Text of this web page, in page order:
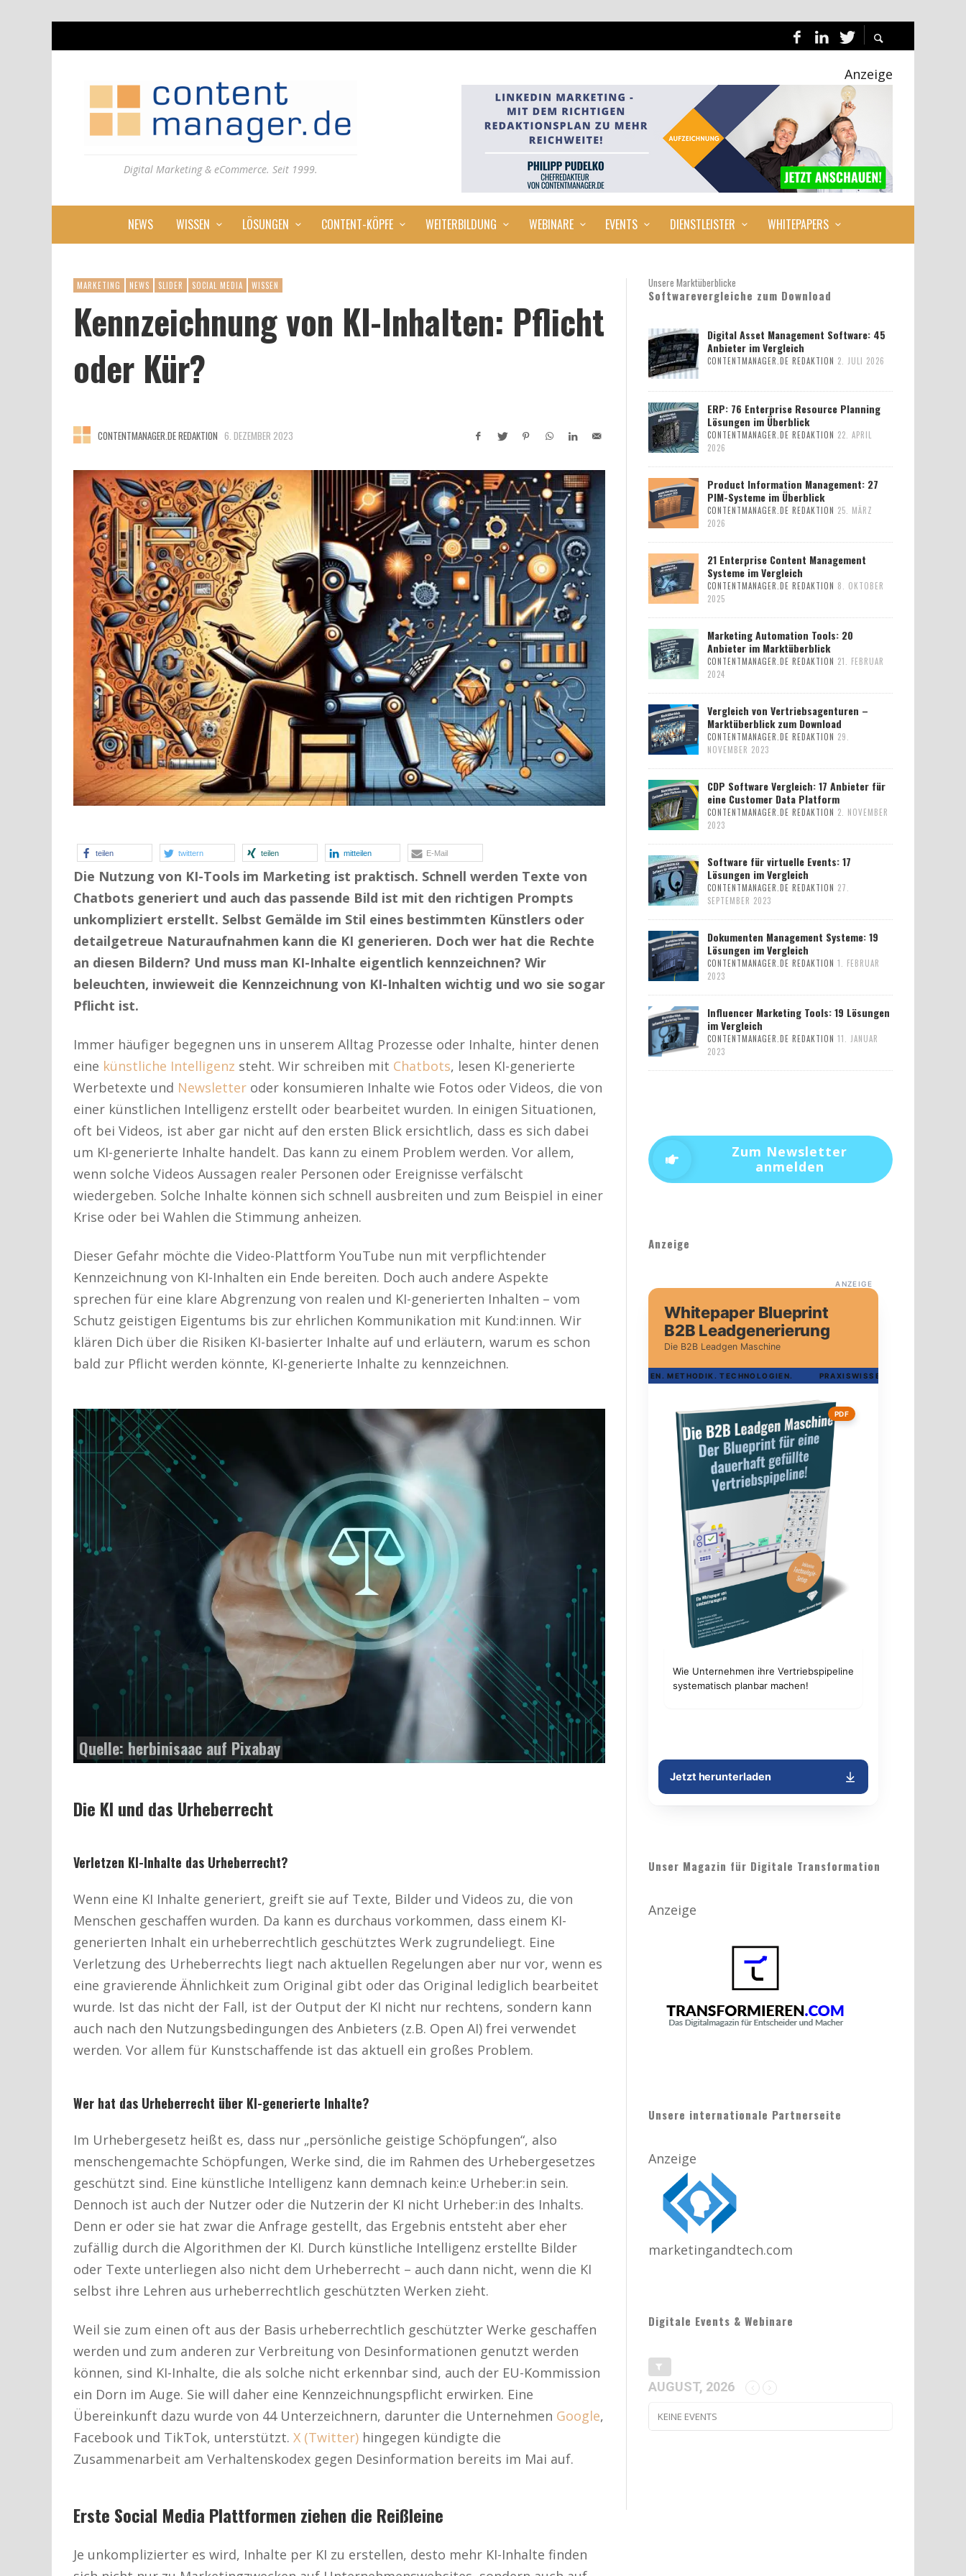
Digital Marketing & eCommerce. Seit 1999.
Anzeige
NEWS WISSEN LÖSUNGEN CONTENT-KÖPFE WEITERBILDUNG WEBINARE EVENTS DIENSTLEISTER WHITEPAPERS
MARKETING NEWS SLIDER SOCIAL MEDIA WISSEN
Kennzeichnung von KI-Inhalten: Pflicht
oder Kür?
CONTENTMANAGER.DE REDAKTION 6. DEZEMBER 2023
teilen twittern teilen mitteilen E-Mail
Die Nutzung von KI-Tools im Marketing ist praktisch. Schnell werden Texte von
Chatbots generiert und auch das passende Bild ist mit den richtigen Prompts
unkompliziert erstellt. Selbst Gemälde im Stil eines bestimmten Künstlers oder
detailgetreue Naturaufnahmen kann die KI generieren. Doch wer hat die Rechte
an diesen Bildern? Und muss man KI-Inhalte eigentlich kennzeichnen? Wir
beleuchten, inwieweit die Kennzeichnung von KI-Inhalten wichtig und wo sie sogar
Pflicht ist.
Immer häufiger begegnen uns in unserem Alltag Prozesse oder Inhalte, hinter denen
eine künstliche Intelligenz steht. Wir schreiben mit Chatbots, lesen KI-generierte
Werbetexte und Newsletter oder konsumieren Inhalte wie Fotos oder Videos, die von
einer künstlichen Intelligenz erstellt oder bearbeitet wurden. In einigen Situationen,
oft bei Videos, ist aber gar nicht auf den ersten Blick ersichtlich, dass es sich dabei
um KI-generierte Inhalte handelt. Das kann zu einem Problem werden. Vor allem,
wenn solche Videos Aussagen realer Personen oder Ereignisse verfälscht
wiedergeben. Solche Inhalte können sich schnell ausbreiten und zum Beispiel in einer
Krise oder bei Wahlen die Stimmung anheizen.
Dieser Gefahr möchte die Video-Plattform YouTube nun mit verpflichtender
Kennzeichnung von KI-Inhalten ein Ende bereiten. Doch auch andere Aspekte
sprechen für eine klare Abgrenzung von realen und KI-generierten Inhalten – vom
Schutz geistigen Eigentums bis zur ehrlichen Kommunikation mit Kund:innen. Wir
klären Dich über die Risiken KI-basierter Inhalte auf und erläutern, warum es schon
bald zur Pflicht werden könnte, KI-generierte Inhalte zu kennzeichnen.
Quelle: herbinisaac auf Pixabay
Die KI und das Urheberrecht
Verletzen KI-Inhalte das Urheberrecht?
Wenn eine KI Inhalte generiert, greift sie auf Texte, Bilder und Videos zu, die von
Menschen geschaffen wurden. Da kann es durchaus vorkommen, dass einem KI-
generierten Inhalt ein urheberrechtlich geschütztes Werk zugrundeliegt. Eine
Verletzung des Urheberrechts liegt nach aktuellen Regelungen aber nur vor, wenn es
eine gravierende Ähnlichkeit zum Original gibt oder das Original lediglich bearbeitet
wurde. Ist das nicht der Fall, ist der Output der KI nicht nur rechtens, sondern kann
auch nach den Nutzungsbedingungen des Anbieters (z.B. Open AI) frei verwendet
werden. Vor allem für Kunstschaffende ist das aktuell ein großes Problem.
Wer hat das Urheberrecht über KI-generierte Inhalte?
Im Urhebergesetz heißt es, dass nur „persönliche geistige Schöpfungen“, also
menschengemachte Schöpfungen, Werke sind, die im Rahmen des Urhebergesetzes
geschützt sind. Eine künstliche Intelligenz kann demnach kein:e Urheber:in sein.
Dennoch ist auch der Nutzer oder die Nutzerin der KI nicht Urheber:in des Inhalts.
Denn er oder sie hat zwar die Anfrage gestellt, das Ergebnis entsteht aber eher
zufällig durch die Algorithmen der KI. Durch künstliche Intelligenz erstellte Bilder
oder Texte unterliegen also nicht dem Urheberrecht – auch dann nicht, wenn die KI
selbst ihre Lehren aus urheberrechtlich geschützten Werken zieht.
Weil sie zum einen oft aus der Basis urheberrechtlich geschützter Werke geschaffen
werden und zum anderen zur Verbreitung von Desinformationen genutzt werden
können, sind KI-Inhalte, die als solche nicht erkennbar sind, auch der EU-Kommission
ein Dorn im Auge. Sie will daher eine Kennzeichnungspflicht erwirken. Eine
Übereinkunft dazu wurde von 44 Unterzeichnern, darunter die Unternehmen Google,
Facebook und TikTok, unterstützt. X (Twitter) hingegen kündigte die
Zusammenarbeit am Verhaltenskodex gegen Desinformation bereits im Mai auf.
Erste Social Media Plattformen ziehen die Reißleine
Je unkomplizierter es wird, Inhalte per KI zu erstellen, desto mehr KI-Inhalte finden
Unsere Marktüberblicke
Softwarevergleiche zum Download
Digital Asset Management Software: 45
Anbieter im Vergleich
CONTENTMANAGER.DE REDAKTION 2. JULI 2026
ERP: 76 Enterprise Resource Planning
Lösungen im Überblick
CONTENTMANAGER.DE REDAKTION 22. APRIL
2026
Product Information Management: 27
PIM-Systeme im Überblick
CONTENTMANAGER.DE REDAKTION 25. MÄRZ
2026
21 Enterprise Content Management
Systeme im Vergleich
CONTENTMANAGER.DE REDAKTION 8. OKTOBER
2025
Marketing Automation Tools: 20
Anbieter im Marktüberblick
CONTENTMANAGER.DE REDAKTION 21. FEBRUAR
2024
Vergleich von Vertriebsagenturen –
Marktüberblick zum Download
CONTENTMANAGER.DE REDAKTION 29.
NOVEMBER 2023
CDP Software Vergleich: 17 Anbieter für
eine Customer Data Platform
CONTENTMANAGER.DE REDAKTION 2. NOVEMBER
2023
Software für virtuelle Events: 17
Lösungen im Vergleich
CONTENTMANAGER.DE REDAKTION 27.
SEPTEMBER 2023
Dokumenten Management Systeme: 19
Lösungen im Vergleich
CONTENTMANAGER.DE REDAKTION 1. FEBRUAR
2023
Influencer Marketing Tools: 19 Lösungen
im Vergleich
CONTENTMANAGER.DE REDAKTION 11. JANUAR
2023
Zum Newsletter
anmelden
Anzeige
Unser Magazin für Digitale Transformation
Anzeige
Unsere internationale Partnerseite
Anzeige
marketingandtech.com
Digitale Events & Webinare
AUGUST, 2026
KEINE EVENTS